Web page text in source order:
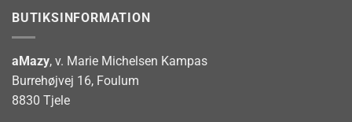
BUTIKSINFORMATION
aMazy, v. Marie Michelsen Kampas
Burrehøjvej 16, Foulum
8830 Tjele